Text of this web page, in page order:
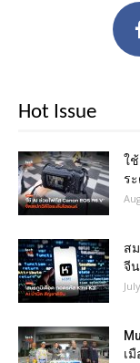
Hot Issue
ใ
ร
ส
จีน
เ